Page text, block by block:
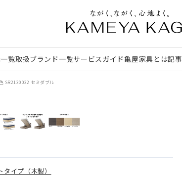
覧取扱ブランド一覧サービスガイド亀屋家具とは記事
SR2130032 セミダブル
イプ（木製）